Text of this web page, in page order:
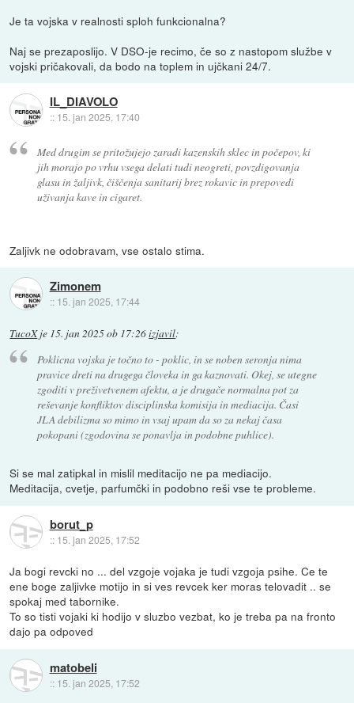
Je ta vojska v realnosti sploh funkcionalna?
Naj se prezaposlijo. V DSO-je recimo, če so z nastopom službe v
vojski pričakovali, da bodo na toplem in ujčkani 24/7.
IL_DIAVOLO
:: 15. jan 2025, 17:40
Med drugim se pritožujejo zaradi kazenskih sklec in počepov, ki
jih morajo po vrhu vsega delati tudi neogreti, povzdigovanja
glasu in žaljivk, čiščenja sanitarij brez rokavic in prepovedi
uživanja kave in cigaret.
Zaljivk ne odobravam, vse ostalo stima.
Zimonem
:: 15. jan 2025, 17:44
TucoXje 15. jan 2025 ob 17:26izjavil:
Poklicna vojska je točno to - poklic, in se noben seronja nima
pravice dreti na drugega človeka in ga kaznovati. Okej, se utegne
zgoditi v preživetvenem afektu, a je drugače normalna pot za
reševanje konfliktov disciplinska komisija in mediacija. Časi
JLA debilizma so mimo in vsaj upam da so za nekaj časa
pokopani (zgodovina se ponavlja in podobne puhlice).
Si se mal zatipkal in mislil meditacijo ne pa mediacijo.
Meditacija, cvetje, parfumčki in podobno reši vse te probleme.
borut_p
:: 15. jan 2025, 17:52
Ja bogi revcki no ... del vzgoje vojaka je tudi vzgoja psihe. Ce te
ene boge zaljivke motijo in si ves revcek ker moras telovadit .. se
spokaj med tabornike.
To so tisti vojaki ki hodijo v sluzbo vezbat, ko je treba pa na fronto
dajo pa odpoved
matobeli
:: 15. jan 2025, 17:52